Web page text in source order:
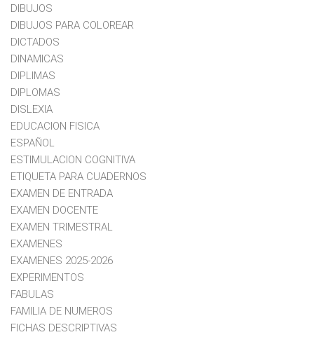
DIBUJOS
DIBUJOS PARA COLOREAR
DICTADOS
DINAMICAS
DIPLIMAS
DIPLOMAS
DISLEXIA
EDUCACION FISICA
ESPAÑOL
ESTIMULACION COGNITIVA
ETIQUETA PARA CUADERNOS
EXAMEN DE ENTRADA
EXAMEN DOCENTE
EXAMEN TRIMESTRAL
EXAMENES
EXAMENES 2025-2026
EXPERIMENTOS
FABULAS
FAMILIA DE NUMEROS
FICHAS DESCRIPTIVAS